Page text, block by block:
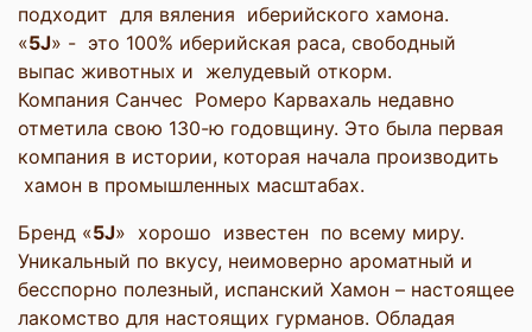
подходит для вяления иберийского хамона.
«5J» - это 100% иберийская раса, свободный
выпас животных и желудевый откорм.
Компания Санчес Ромеро Карвахаль недавно
отметила свою 130-ю годовщину. Это была первая
компания в истории, которая начала производить
хамон в промышленных масштабах.
Бренд «5J» хорошо известен по всему миру.
Уникальный по вкусу, неимоверно ароматный и
бесспорно полезный, испанский Хамон – настоящее
лакомство для настоящих гурманов. Обладая